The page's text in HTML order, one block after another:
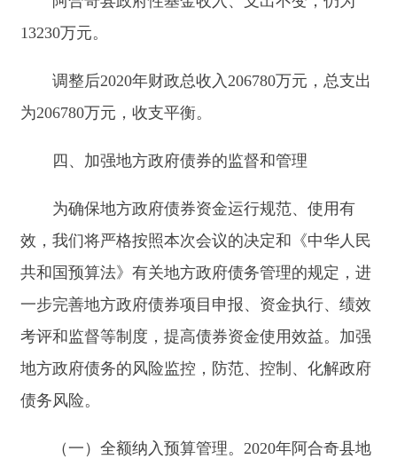
方政府债务收支全额纳入预算管理，经人大常委会
审查批准后执行，严格预算约束和管理。
（二）严格履行偿债责任。 按照“谁举借、谁
使用、谁偿还”的原则，按规定及时偿还本息，严
要用于维护社会稳定、脱贫攻坚、供水、城镇
污水垃圾处理、城镇老旧小区改造等公益性项目支
出 ，不得用于人员、公用等经常性支出，严禁用于
个人发放工资、单位工作经费、发放养老金等社保
及偿债、企业经营性项目等，不能擅自改变债券资
金用途，不得将债券资金拨付单位实有账户或财政
专户,原则上在3个月内全部形成实际支出，